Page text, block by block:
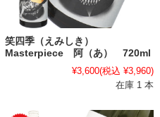
笑四季（えみしき）
Masterpiece 阿（あ） 720ml
¥3,600(税込 ¥3,960)
在庫 1 本